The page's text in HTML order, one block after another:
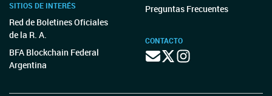
SITIOS DE INTERÉS
Red de Boletines Oficiales
de la R. A.
BFA Blockchain Federal
Argentina
Preguntas Frecuentes
CONTACTO